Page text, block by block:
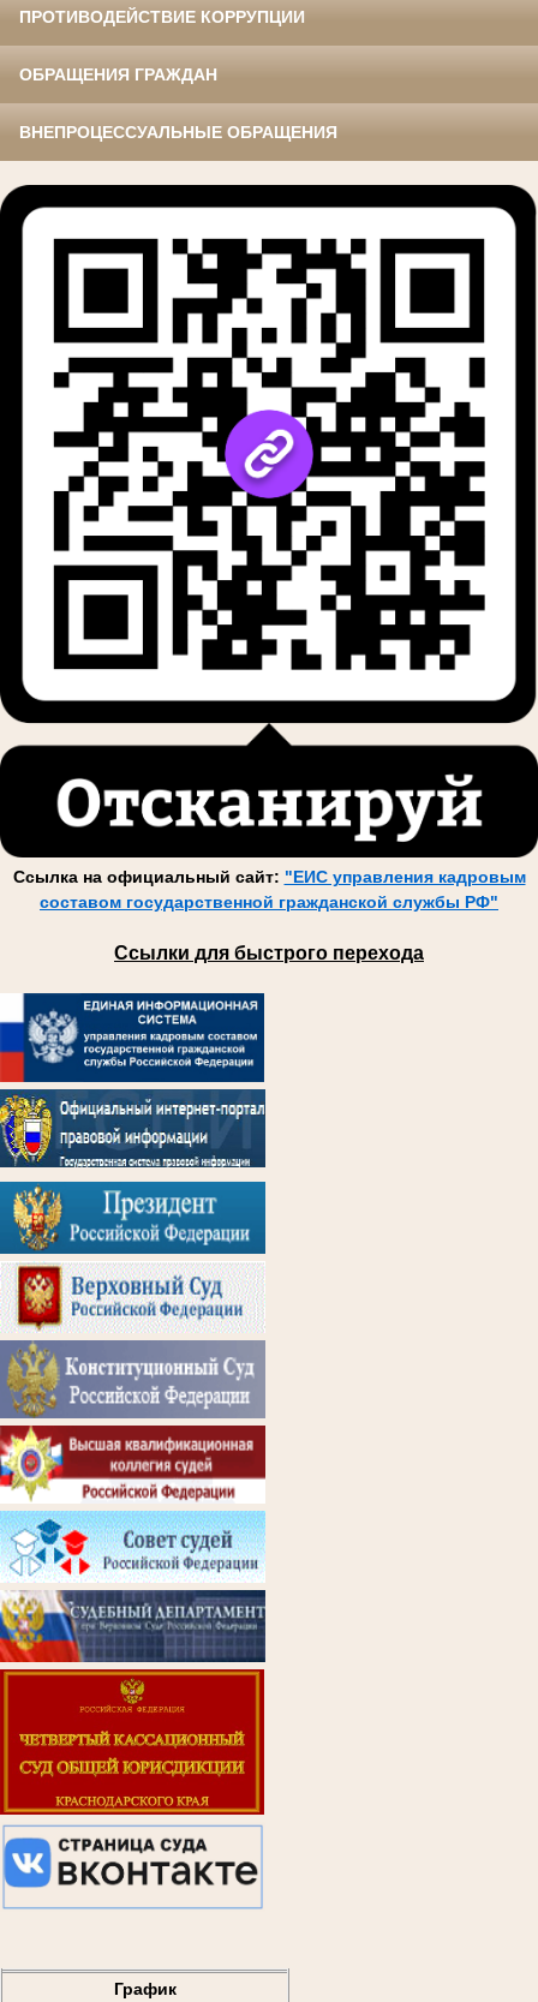
ПРОТИВОДЕЙСТВИЕ КОРРУПЦИИ
ОБРАЩЕНИЯ ГРАЖДАН
ВНЕПРОЦЕССУАЛЬНЫЕ ОБРАЩЕНИЯ
Ссылка на официальный сайт: "ЕИС управления кадровым
составом государственной гражданской службы РФ"
Ссылки для быстрого перехода
График